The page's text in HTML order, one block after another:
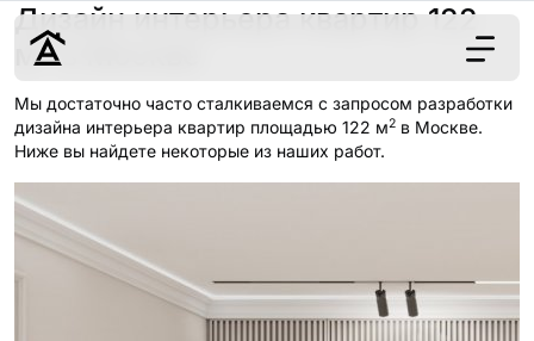
Дизайн
Ремонт
Цены
Контакты
Дизайн интерьера квартир 122
м2в Москве
Мы достаточно часто сталкиваемся с запросом разработки
дизайна интерьера квартир площадью 122 м2 в Москве.
Ниже вы найдете некоторые из наших работ.